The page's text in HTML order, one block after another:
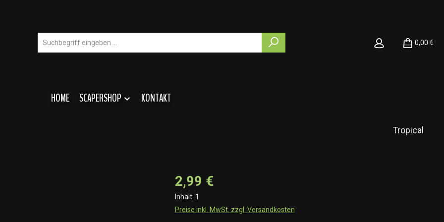
0,00 €
HOME SCAPERSHOP KONTAKT
Tropical
2,99 €
Inhalt: 1
Preise inkl. MwSt. zzgl. Versandkosten